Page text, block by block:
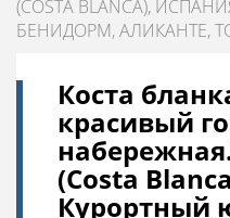
(COSTA BLANCA),
БЕНИДОРМ, АЛИКАНТЕ,
Коста
красивый
(Costa
Курортный